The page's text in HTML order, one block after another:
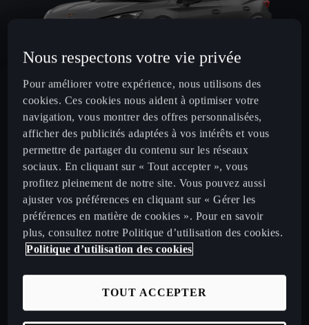
Nous respectons votre vie privée
Pour améliorer votre expérience, nous utilisons des
cookies. Ces cookies nous aident à optimiser votre
navigation, vous montrer des offres personnalisées,
afficher des publicités adaptées à vos intérêts et vous
permettre de partager du contenu sur les réseaux
sociaux. En cliquant sur « Tout accepter », vous
profitez pleinement de notre site. Vous pouvez aussi
ajuster vos préférences en cliquant sur « Gérer les
préférences en matière de cookies ». Pour en savoir
plus, consultez notre Politique d’utilisation des cookies.
Politique d’utilisation des cookies
TOUT ACCEPTER